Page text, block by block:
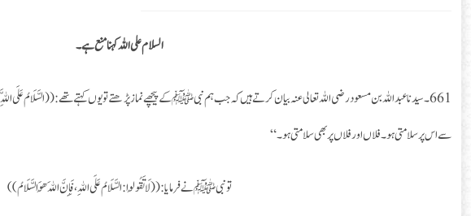
السلام علی اللہ کہنا منع ہے۔
661۔ سیدنا عبد اللہ بن مسعود رضی اللہ تعالی عنہ بیان کرتے ہیں کہ جب ہم نبیﷺ کے پیچھے نماز پڑھتے تو یوں کہتے تھے: ((السَّلَامُ
سے اس پر سلامتی ہو۔ فلاں اور فلاں پر بھی سلامتی ہو۔“
تو نبیﷺ نے فرمایا: ((لَا تَقُولُوا: السَّلَامُ عَلَى اللهِ، فَإِنَّ اللهَ هُوَ السَّلَامُ))